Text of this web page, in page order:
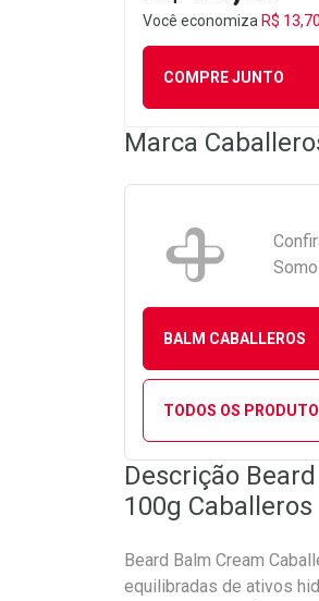
Você economiza R$ 13,70
COMPRE JUNTO
Marca
BALM CABALLEROS
TODOS OS
Descrição
100g Caballeros
Beard Balm Cream
equilibradas de ativos